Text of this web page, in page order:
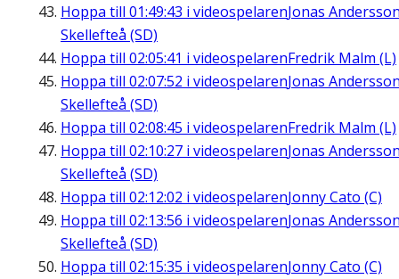
Hoppa till 01:49:43 i videospelarenJonas
Skellefteå (SD)
Hoppa till 02:05:41 i videospelarenFredrik Malm (L)
Hoppa till 02:07:52 i videospelarenJonas
Skellefteå (SD)
Hoppa till 02:08:45 i videospelarenFredrik Malm (L)
Hoppa till 02:10:27 i videospelarenJonas
Skellefteå (SD)
Hoppa till 02:12:02 i videospelarenJonny Cato (C)
Hoppa till 02:13:56 i videospelarenJonas
Skellefteå (SD)
Hoppa till 02:15:35 i videospelarenJonny Cato (C)